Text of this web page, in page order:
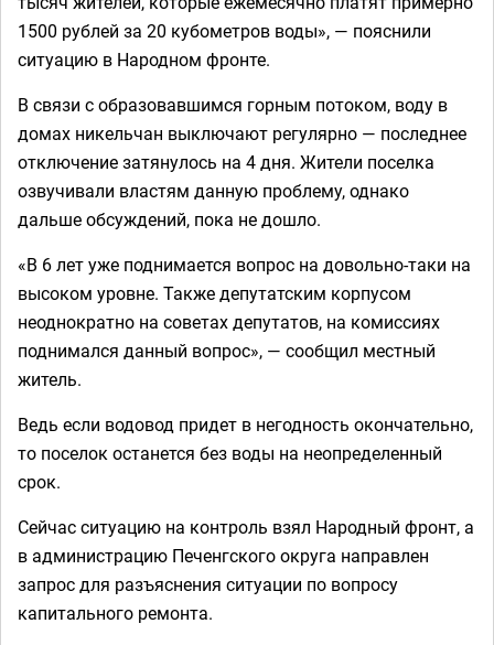
1500 рублей за 20 кубометров воды», — пояснили
ситуацию в Народном фронте.
В связи с образовавшимся горным потоком, воду в
домах никельчан выключают регулярно — последнее
отключение затянулось на 4 дня. Жители поселка
озвучивали властям данную проблему, однако
дальше обсуждений, пока не дошло.
«В 6 лет уже поднимается вопрос на довольно-таки на
высоком уровне. Также депутатским корпусом
неоднократно на советах депутатов, на комиссиях
поднимался данный вопрос», — сообщил местный
житель.
Ведь если водовод придет в негодность окончательно,
то поселок останется без воды на неопределенный
срок.
Сейчас ситуацию на контроль взял Народный фронт, а
в администрацию Печенгского округа направлен
запрос для разъяснения ситуации по вопросу
капитального ремонта.